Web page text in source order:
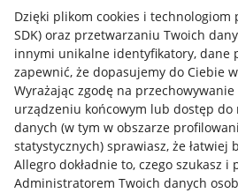
Dzięki plikom cookies i technologiom
SDK) oraz przetwarzaniu Twoich
innymi unikalne identyfikatory, dane
zapewnić, że dopasujemy do Ciebie
Wyrażając zgodę na
urządzeniu końcowym lub dostęp
danych (w tym w obszarze
statystycznych) sprawiasz, że łatwiej
Allegro dokładnie to, czego szukasz i
Administratorem Twoich danych